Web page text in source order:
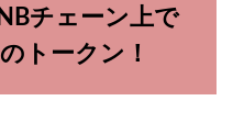
チェーン上で
トークン！